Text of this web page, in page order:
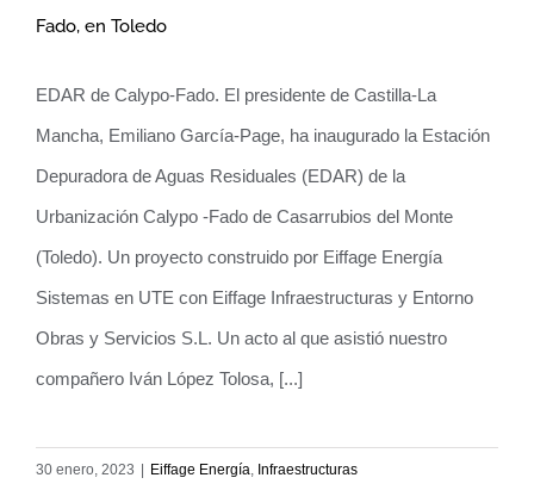
Fado, en Toledo
EDAR de Calypo-Fado. El presidente de Castilla-La
Mancha, Emiliano García-Page, ha inaugurado la Estación
Depuradora de Aguas Residuales (EDAR) de la
Urbanización Calypo -Fado de Casarrubios del Monte
(Toledo). Un proyecto construido por Eiffage Energía
Sistemas en UTE con Eiffage Infraestructuras y Entorno
Obras y Servicios S.L. Un acto al que asistió nuestro
compañero Iván López Tolosa, [...]
30 enero, 2023 Eiffage Energía, Infraestructuras